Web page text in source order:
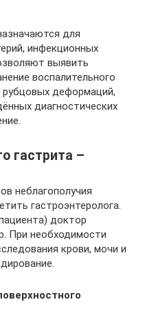
для
инфекционных
выявить
воспалительного
рубцовых деформаций,
диагностических
гастрита –
неблагополучия
гастроэнтеролога.
доктор
При необходимости
крови, мочи и